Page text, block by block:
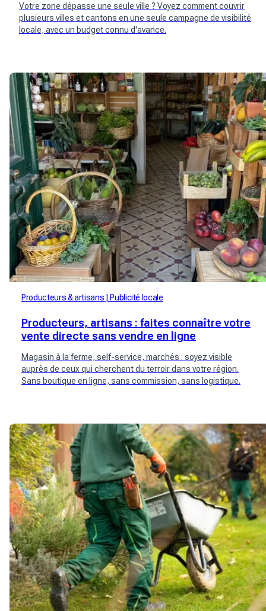
Votre zone dépasse une seule ville ? Voyez comment couvrir
plusieurs villes et cantons en une seule campagne de visibilité
locale, avec un budget connu d'avance.
Producteurs & artisans Publicité locale
Producteurs, artisans : faites connaître votre
vente directe sans vendre en ligne
Magasin à la ferme, self-service, marchés : soyez visible
auprès de ceux qui cherchent du terroir dans votre région.
Sans boutique en ligne, sans commission, sans logistique.